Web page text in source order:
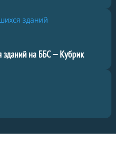
зданий на ББС — Кубрик